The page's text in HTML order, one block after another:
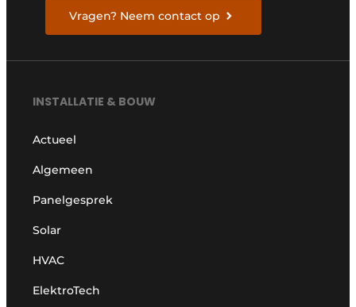
Vragen? Neem contact op
INSTALLATIE & BOUW
Actueel
Algemeen
Panelgesprek
Solar
HVAC
ElektroTech